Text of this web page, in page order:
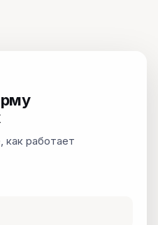
как работает